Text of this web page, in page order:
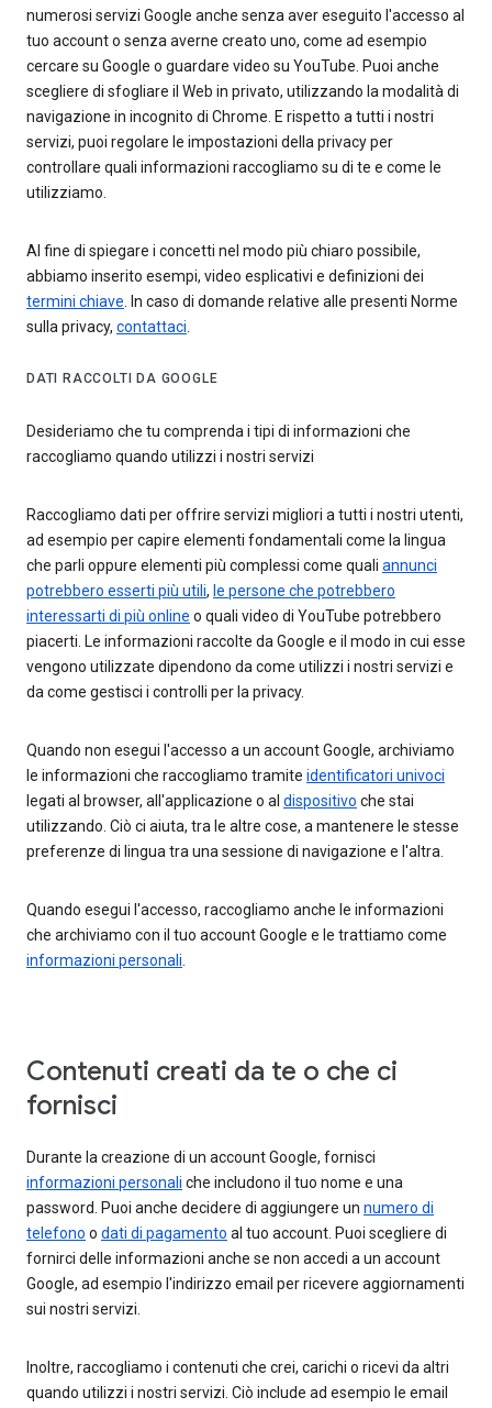
numerosi servizi Google anche senza aver eseguito l'accesso al
tuo account o senza averne creato uno, come ad esempio
cercare su Google o guardare video su YouTube. Puoi anche
scegliere di sfogliare il Web in privato, utilizzando la modalità di
navigazione in incognito di Chrome. E rispetto a tutti i nostri
servizi, puoi regolare le impostazioni della privacy per
controllare quali informazioni raccogliamo su di te e come le
utilizziamo.
Al fine di spiegare i concetti nel modo più chiaro possibile,
abbiamo inserito esempi, video esplicativi e definizioni dei
termini chiave. In caso di domande relative alle presenti Norme
sulla privacy, contattaci.
DATI RACCOLTI DA GOOGLE
Desideriamo che tu comprenda i tipi di informazioni che
raccogliamo quando utilizzi i nostri servizi
Raccogliamo dati per offrire servizi migliori a tutti i nostri utenti,
ad esempio per capire elementi fondamentali come la lingua
che parli oppure elementi più complessi come quali annunci
potrebbero esserti più utili, le persone che potrebbero
interessarti di più online o quali video di YouTube potrebbero
piacerti. Le informazioni raccolte da Google e il modo in cui esse
vengono utilizzate dipendono da come utilizzi i nostri servizi e
da come gestisci i controlli per la privacy.
Quando non esegui l'accesso a un account Google, archiviamo
le informazioni che raccogliamo tramite identificatori univoci
legati al browser, all'applicazione o al dispositivo che stai
utilizzando. Ciò ci aiuta, tra le altre cose, a mantenere le stesse
preferenze di lingua tra una sessione di navigazione e l'altra.
Quando esegui l'accesso, raccogliamo anche le informazioni
che archiviamo con il tuo account Google e le trattiamo come
informazioni personali.
Contenuti creati da te o che ci
fornisci
Durante la creazione di un account Google, fornisci
informazioni personali che includono il tuo nome e una
password. Puoi anche decidere di aggiungere un numero di
telefono o dati di pagamento al tuo account. Puoi scegliere di
fornirci delle informazioni anche se non accedi a un account
Google, ad esempio l'indirizzo email per ricevere aggiornamenti
sui nostri servizi.
Inoltre, raccogliamo i contenuti che crei, carichi o ricevi da altri
quando utilizzi i nostri servizi. Ciò include ad esempio le email